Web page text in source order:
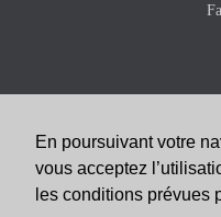
En poursuivant votre
vous acceptez
les conditions prévues